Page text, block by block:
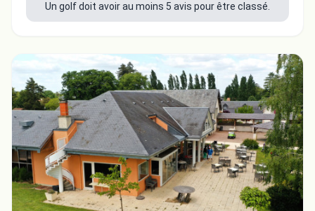
Un golf doit avoir au moins 5 avis pour être classé.